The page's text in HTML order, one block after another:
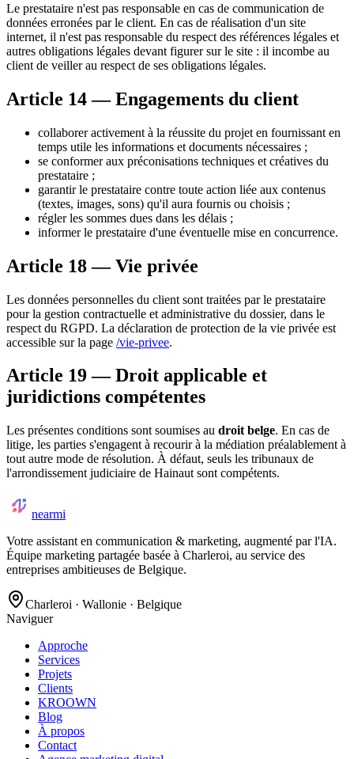
Le prestataire n'est pas responsable en cas de communication de
données erronées par le client. En cas de réalisation d'un site
internet, il n'est pas responsable du respect des références légales et
autres obligations légales devant figurer sur le site : il incombe au
client de veiller au respect de ses obligations légales.
Article 14 — Engagements du client
collaborer activement à la réussite du projet en fournissant en
temps utile les informations et documents nécessaires ;
se conformer aux préconisations techniques et créatives du
prestataire ;
garantir le prestataire contre toute action liée aux contenus
(textes, images, sons) qu'il aura fournis ou choisis ;
régler les sommes dues dans les délais ;
informer le prestataire d'une éventuelle mise en concurrence.
Article 18 — Vie privée
Les données personnelles du client sont traitées par le prestataire
pour la gestion contractuelle et administrative du dossier, dans le
respect du RGPD. La déclaration de protection de la vie privée est
accessible sur la page /vie-privee.
Article 19 — Droit applicable et
juridictions compétentes
Les présentes conditions sont soumises au droit belge. En cas de
litige, les parties s'engagent à recourir à la médiation préalablement à
tout autre mode de résolution. À défaut, seuls les tribunaux de
l'arrondissement judiciaire de Hainaut sont compétents.
nearmi
Votre assistant en communication & marketing, augmenté par l'IA.
Équipe marketing partagée basée à Charleroi, au service des
entreprises ambitieuses de Belgique.
Charleroi · Wallonie · Belgique
Naviguer
Approche
Services
Projets
Clients
KROOWN
Blog
À propos
Contact